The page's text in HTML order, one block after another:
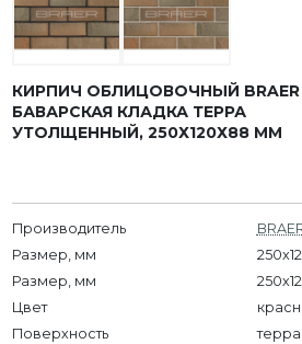
КИРПИЧ ОБЛИЦОВОЧНЫЙ BRAER
БАВАРСКАЯ КЛАДКА ТЕРРА
УТОЛЩЕННЫЙ, 250Х120Х88 ММ
Производитель
Размер, мм
Размер, мм
Цвет
Поверхность
терра